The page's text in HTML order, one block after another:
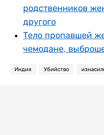
родственников
другого
Тело пропавшей
чемодане,
Индия Убийство